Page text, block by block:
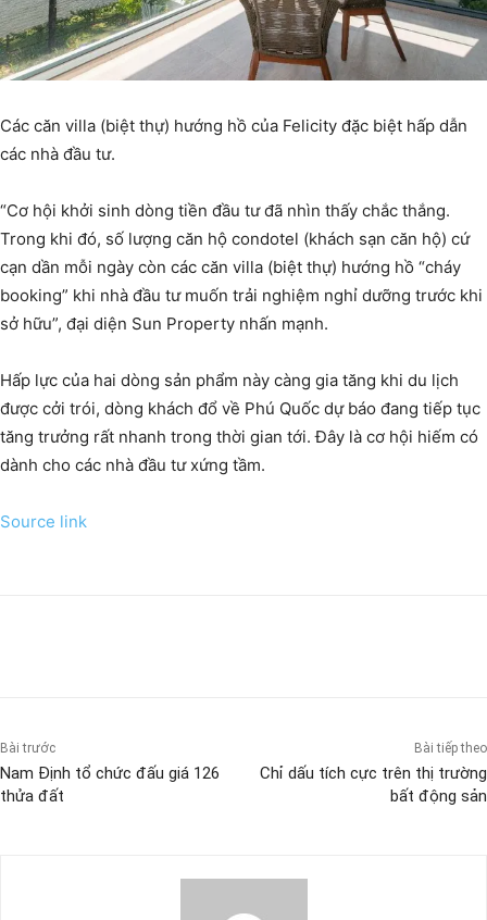
Các căn villa (biệt thự) hướng hồ của Felicity đặc biệt hấp dẫn
các nhà đầu tư.
“Cơ hội khởi sinh dòng tiền đầu tư đã nhìn thấy chắc thắng.
Trong khi đó, số lượng căn hộ condotel (khách sạn căn hộ) cứ
cạn dần mỗi ngày còn các căn villa (biệt thự) hướng hồ “cháy
booking” khi nhà đầu tư muốn trải nghiệm nghỉ dưỡng trước khi
sở hữu”, đại diện Sun Property nhấn mạnh.
Hấp lực của hai dòng sản phẩm này càng gia tăng khi du lịch
được cởi trói, dòng khách đổ về Phú Quốc dự báo đang tiếp tục
tăng trưởng rất nhanh trong thời gian tới. Đây là cơ hội hiếm có
dành cho các nhà đầu tư xứng tầm.
Source link
Bài trước
Nam Định tổ chức đấu giá 126
thửa đất
Bài tiếp theo
Chỉ dấu tích cực trên thị trường
bất động sản